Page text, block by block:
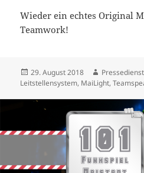
Wieder ein echtes Original
Teamwork!
Veröffentlicht
am
29. August 2018 Autor
Leitstellensystem, MaiLight,